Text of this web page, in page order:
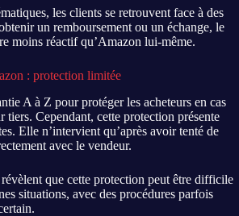
les clients se retrouvent face à des
un remboursement ou un échange, le
moins réactif qu’Amazon lui-même.
: protection limitée
A à Z pour protéger les acheteurs en cas
tiers. Cependant, cette protection présente
Elle n’intervient qu’après avoir tenté de
avec le vendeur.
que cette protection peut être difficile
situations, avec des procédures parfois